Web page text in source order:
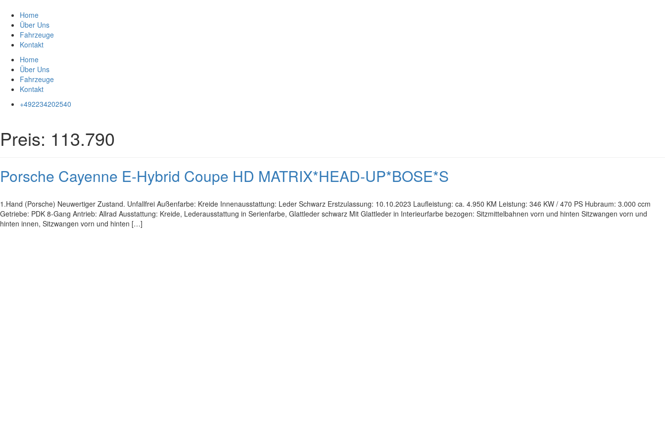
Inhalt
springen
Home
Über Uns
Fahrzeuge
Kontakt
Home
Über Uns
Fahrzeuge
Kontakt
+492234202540
Preis: 113.790
Porsche Cayenne E-Hybrid Coupe HD MATRIX*HEAD-UP*BOSE*S
1.Hand (Porsche) Neuwertiger Zustand. Unfallfrei Außenfarbe: Kreide Innenausstattung: Leder Schwarz Erstzulassung: 10.10.2023 Laufleistung: ca. 4.950 KM Leistung: 346 KW / 470 PS Hubraum: 3.000 ccm
Getriebe: PDK 8-Gang Antrieb: Allrad Ausstattung: Kreide, Lederausstattung in Serienfarbe, Glattleder schwarz Mit Glattleder in Interieurfarbe bezogen: Sitzmittelbahnen vorn und hinten Sitzwangen vorn und
hinten innen, Sitzwangen vorn und hinten […]